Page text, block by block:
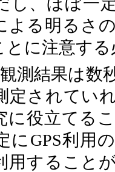
よる明るさ
とに注意す
測結果は数
定されてい
に役立てる
にGPS利用
用すること